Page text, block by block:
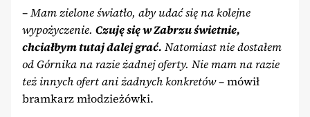
– Mam zielone światło, aby udać się na kolejne
wypożyczenie. Czuję się w Zabrzu świetnie,
chciałbym tutaj dalej grać. Natomiast nie dostałem
od Górnika na razie żadnej oferty. Nie mam na razie
też innych ofert ani żadnych konkretów– mówił
bramkarz młodzieżówki.